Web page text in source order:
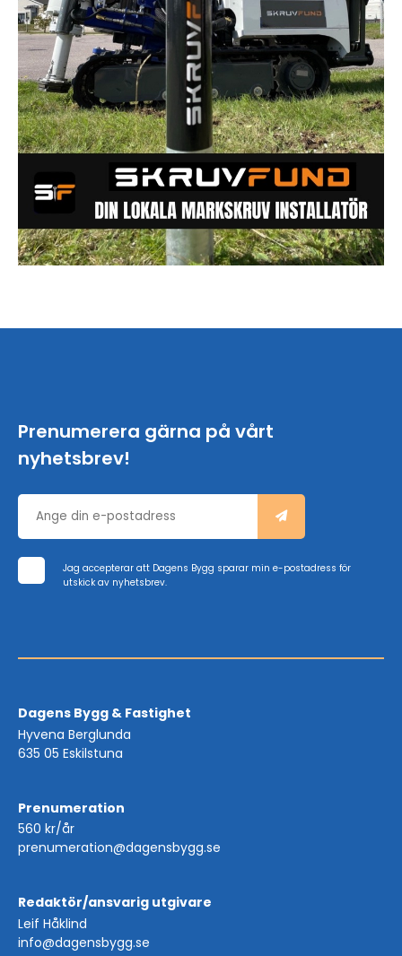
Prenumerera gärna på vårt
nyhetsbrev!
Jag accepterar att Dagens Bygg sparar min e-postadress för
utskick av nyhetsbrev.
Dagens Bygg & Fastighet
Hyvena Berglunda
635 05 Eskilstuna
Prenumeration
560 kr/år
prenumeration@dagensbygg.se
Redaktör/ansvarig utgivare
Leif Håklind
info@dagensbygg.se